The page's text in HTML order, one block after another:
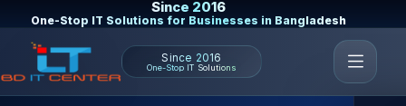
Since 2016
One-Stop IT Solutions for Businesses in Bangladesh
Since 2016
One-Stop IT Solutions